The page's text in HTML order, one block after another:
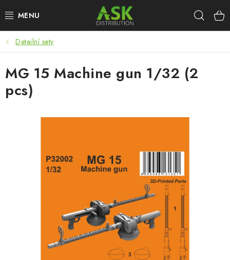
na
WARHAMMER
ASK PRODUKTY
NOVINKY
SKY RIDERS COFFEE
Detailní sety
MG 15 Machine gun 1/32 (2
pcs)